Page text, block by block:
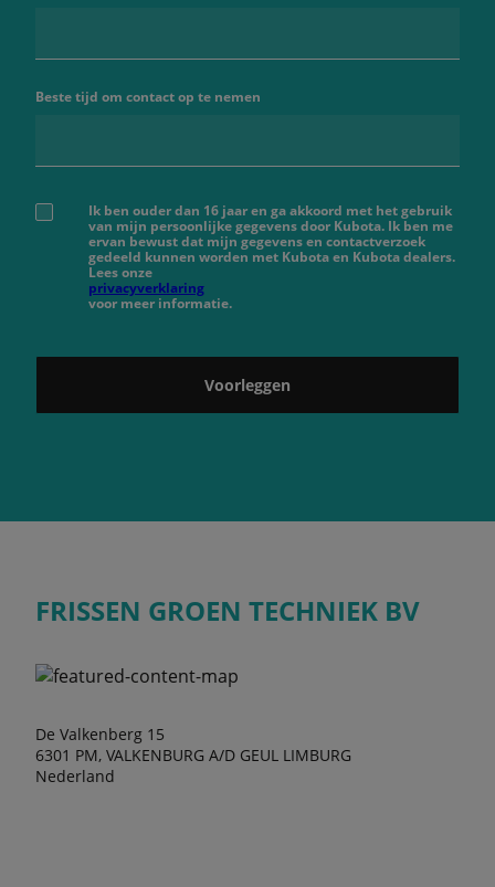
Beste tijd om contact op te nemen
Ik ben ouder dan 16 jaar en ga akkoord met het gebruik
van mijn persoonlijke gegevens door Kubota. Ik ben me
ervan bewust dat mijn gegevens en contactverzoek
gedeeld kunnen worden met Kubota en Kubota dealers.
Lees onze
privacyverklaring
voor meer informatie.
Voorleggen
FRISSEN GROEN TECHNIEK BV
De Valkenberg 15
6301 PM, VALKENBURG A/D GEUL LIMBURG
Nederland